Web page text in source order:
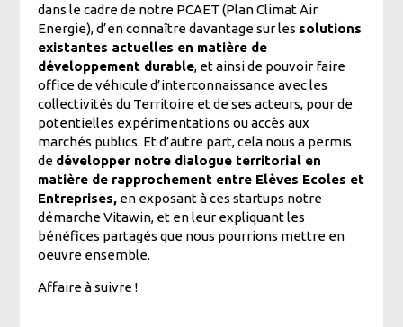
dans le cadre de notre PCAET (Plan Climat Air
Energie), d’en connaître davantage sur les solutions
existantes actuelles en matière de
développement durable, et ainsi de pouvoir faire
office de véhicule d’interconnaissance avec les
collectivités du Territoire et de ses acteurs, pour de
potentielles expérimentations ou accès aux
marchés publics. Et d’autre part, cela nous a permis
de développer notre dialogue territorial en
matière de rapprochement entre Elèves Ecoles et
Entreprises, en exposant à ces startups notre
démarche Vitawin, et en leur expliquant les
bénéfices partagés que nous pourrions mettre en
oeuvre ensemble.
Affaire à suivre !